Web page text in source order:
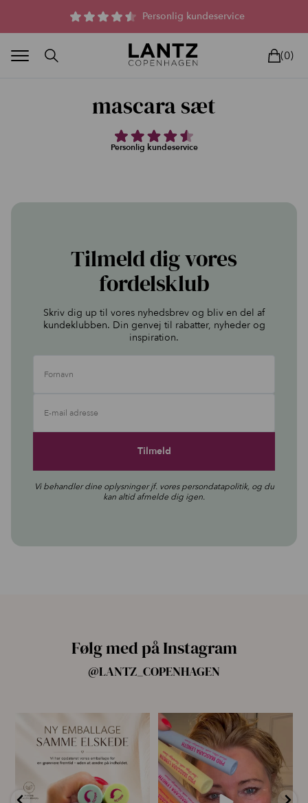
Personlig kundeservice
Parfumefri dansk hudpleje, og lysterapi til huden
(0)
mascara sæt
Personlig kundeservice
Tilmeld dig vores
fordelsklub
Skriv dig up til vores nyhedsbrev og bliv en del af
kundeklubben. Din genvej til rabatter, nyheder og
inspiration.
Fornavn
E-mail adresse
Vi behandler dine oplysninger jf. vorespersondatapolitik, og du
kan altid afmelde dig igen.
Følg med på Instagram
@LANTZ_COPENHAGEN
🌿 Ny emballage – samme
mascara, du elsker 💗
...
12
For første gang har vi samlet
alle fire Pro...
13